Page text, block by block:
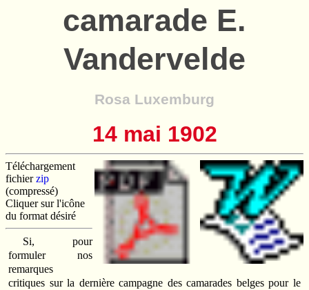
camarade E.
Vandervelde
Rosa Luxemburg
14 mai 1902
Téléchargement
fichierzip
(compressé)
Cliquer sur l'icône
du format désiré
Si, pour
formuler nos
remarques
critiques sur la dernière campagne des camarades belges pour le